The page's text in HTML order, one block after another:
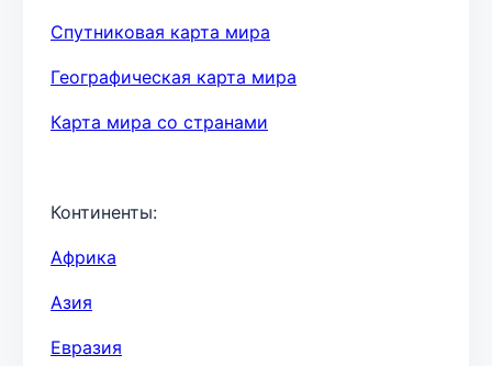
Спутниковая карта мира
Географическая карта мира
Карта мира со странами
Континенты:
Африка
Азия
Евразия